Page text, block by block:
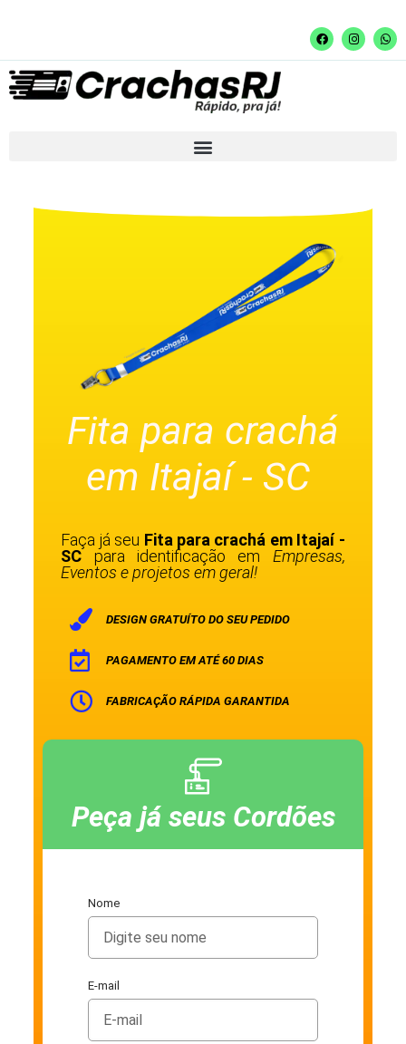
Fita para crachá
em Itajaí - SC
Faça já seu Fita para crachá em Itajaí -
SC para identificação em Empresas,
Eventos e projetos em geral!
DESIGN GRATUÍTO DO SEU PEDIDO
PAGAMENTO EM ATÉ 60 DIAS
FABRICAÇÃO RÁPIDA GARANTIDA
Peça já seus Cordões
Nome
E-mail